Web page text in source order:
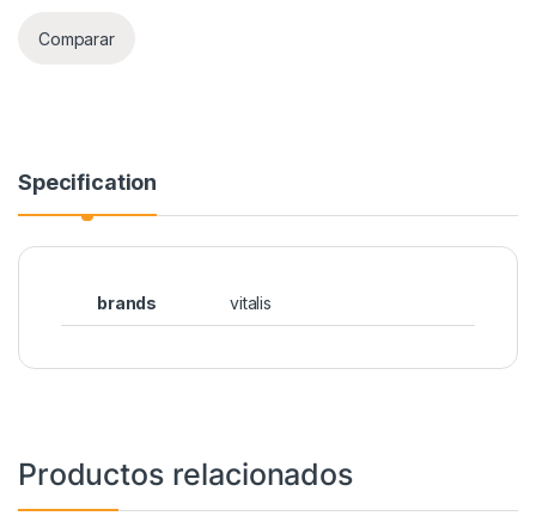
Comparar
Specification
brands vitalis
Productos relacionados